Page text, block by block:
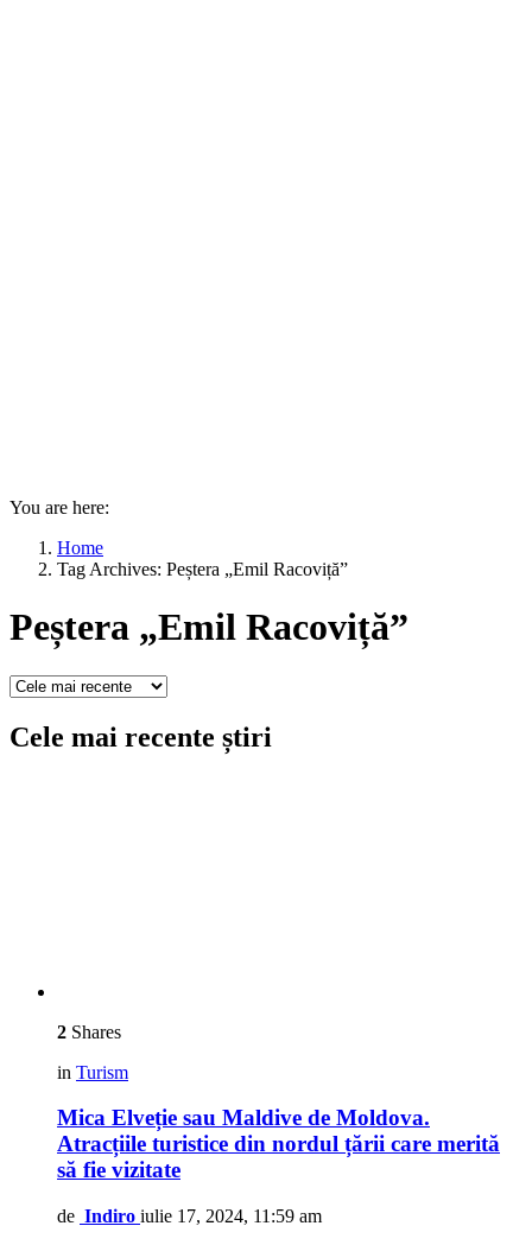
You are here:
Home
Tag Archives: Peștera „Emil Racoviță”
Peștera „Emil Racoviță”
Cele mai recente știri
2 Shares
in Turism
Mica Elveție sau Maldive de Moldova.
Atracțiile turistice din nordul țării care merită
să fie vizitate
de Indiro iulie 17, 2024, 11:59 am